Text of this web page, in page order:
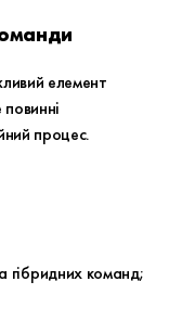
елемент
процес.
гібридних команд;